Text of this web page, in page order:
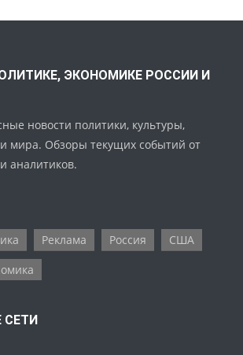
ЭКОНОМИКЕ РОССИИ И
новости политики, культуры,
мира. Обзоры текущих событий от
аналитиков.
Реклама Россия
США
СЕТИ